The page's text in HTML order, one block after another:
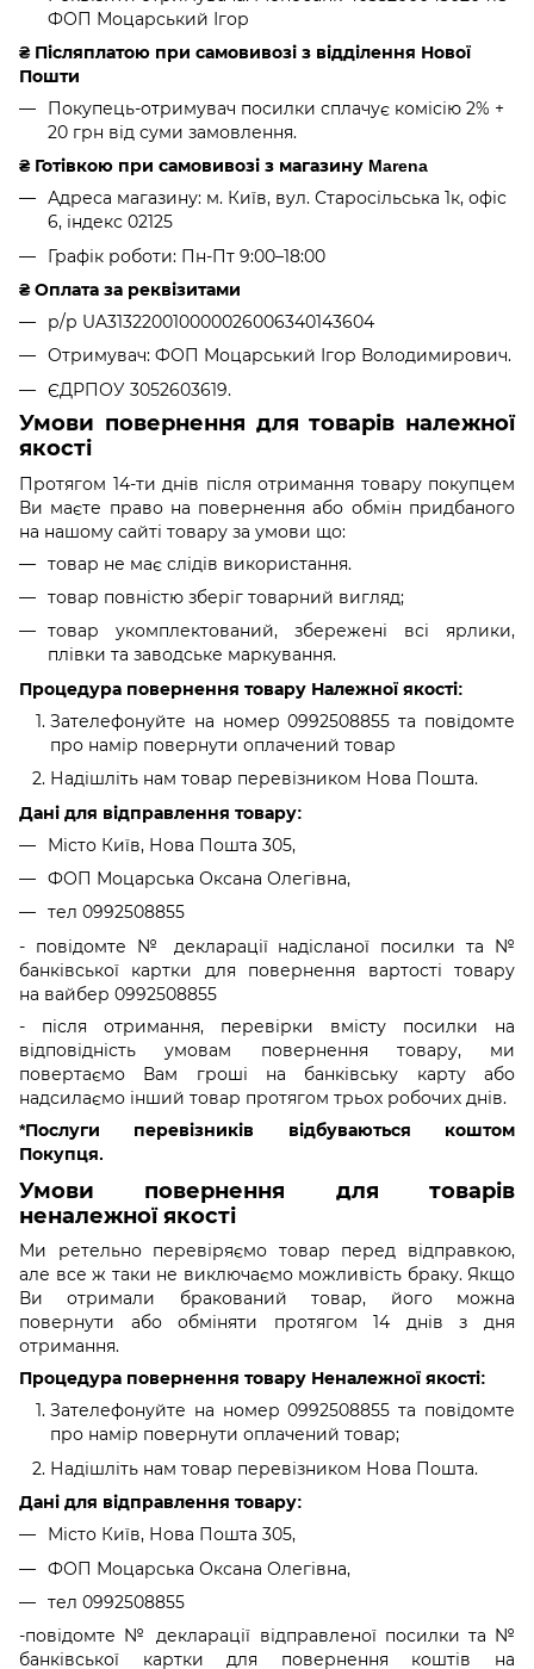
ФОП Моцарський Ігор
₴Післяплатою при самовивозі з відділення Нової
Пошти
Покупець-отримувач посилки сплачує комісію 2% +
20 грн від суми замовлення.
₴ Готівкою при самовивозі з магазину Marena
Адреса магазину: м. Київ, вул. Старосільська 1к, офіс
6, індекс 02125
Графік роботи: Пн-Пт 9:00–18:00
₴ Оплата за реквізитами
р/р UA313220010000026006340143604
Отримувач: ФОП Моцарський Ігор Володимирович.
ЄДРПОУ 3052603619.
Умови повернення для товарів належної
якості
Протягом 14-ти днів після отримання товару покупцем
Ви маєте право на повернення або обмін придбаного
на нашому сайті товару за умови що:
товар не має слідів використання.
товар повністю зберіг товарний вигляд;
товар укомплектований, збережені всі ярлики,
плівки та заводське маркування.
Процедура повернення товару Належної якості:
Зателефонуйте на номер 0992508855 та повідомте
про намір повернути оплачений товар
Надішліть нам товар перевізником Нова Пошта.
Дані для відправлення товару:
Місто Київ, Нова Пошта 305,
ФОП Моцарська Оксана Олегівна,
тел 0992508855
- повідомте № декларації надісланої посилки та №
банківської картки для повернення вартості товару
на вайбер 0992508855
- після отримання, перевірки вмісту посилки на
відповідність умовам повернення товару, ми
повертаємо Вам гроші на банківську карту або
надсилаємо інший товар протягом трьох робочих днів.
*Послуги перевізників відбуваються коштом
Покупця.
Умови повернення для товарів
неналежної якості
Ми ретельно перевіряємо товар перед відправкою,
але все ж таки не виключаємо можливість браку. Якщо
Ви отримали бракований товар, його можна
повернути або обміняти протягом 14 днів з дня
отримання.
Процедура повернення товару Неналежної якості:
Зателефонуйте на номер 0992508855 та повідомте
про намір повернути оплачений товар;
Надішліть нам товар перевізником Нова Пошта.
Дані для відправлення товару:
Місто Київ, Нова Пошта 305,
ФОП Моцарська Оксана Олегівна,
тел 0992508855
-повідомте № декларації відправленої посилки та №
банківської картки для повернення коштів на